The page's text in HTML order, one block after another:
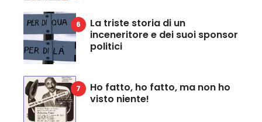
La triste storia di un
inceneritore e dei suoi sponsor
politici
Ho fatto, ho fatto, ma non ho
visto niente!